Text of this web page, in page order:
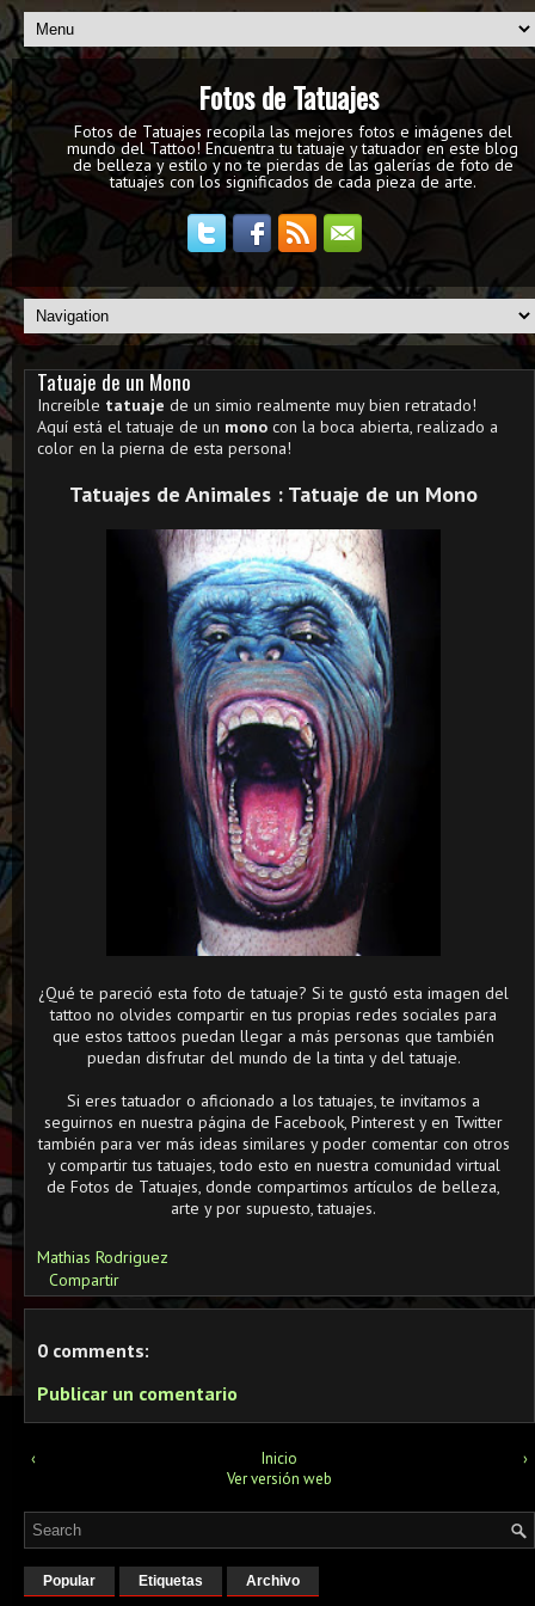
Fotos de Tatuajes
Fotos de Tatuajes recopila las mejores fotos e imágenes del
mundo del Tattoo! Encuentra tu tatuaje y tatuador en este blog
de belleza y estilo y no te pierdas de las galerías de foto de
tatuajes con los significados de cada pieza de arte.
Tatuaje de un Mono
Increíble tatuaje de un simio realmente muy bien retratado!
Aquí está el tatuaje de un mono con la boca abierta, realizado a
color en la pierna de esta persona!
Tatuajes de Animales : Tatuaje de un Mono
¿Qué te pareció esta foto de tatuaje? Si te gustó esta imagen del
tattoo no olvides compartir en tus propias redes sociales para
que estos tattoos puedan llegar a más personas que también
puedan disfrutar del mundo de la tinta y del tatuaje.
Si eres tatuador o aficionado a los tatuajes, te invitamos a
seguirnos en nuestra página de Facebook, Pinterest y en Twitter
también para ver más ideas similares y poder comentar con otros
y compartir tus tatuajes, todo esto en nuestra comunidad virtual
de Fotos de Tatuajes, donde compartimos artículos de belleza,
arte y por supuesto, tatuajes.
Mathias Rodriguez
Compartir
0 comments:
Publicar un comentario
‹ ›
Inicio
Ver versión web
Popular Etiquetas Archivo